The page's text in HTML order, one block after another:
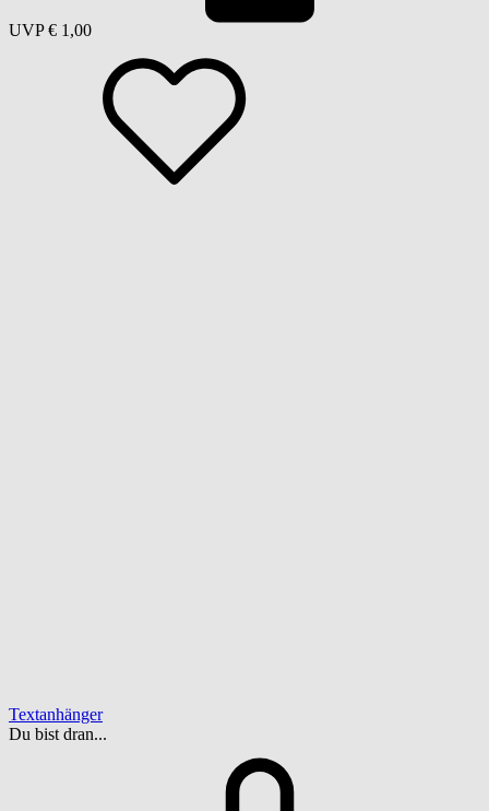
UVP € 1,00
Textanhänger
Du bist dran...